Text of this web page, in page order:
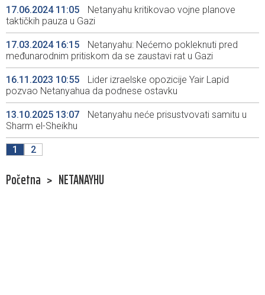
17.06.2024 11:05
Netanyahu kritikovao vojne planove
taktičkih pauza u Gazi
17.03.2024 16:15
Netanyahu: Nećemo pokleknuti pred
međunarodnim pritiskom da se zaustavi rat u Gazi
16.11.2023 10:55
Lider izraelske opozicije Yair Lapid
pozvao Netanyahua da podnese ostavku
13.10.2025 13:07
Netanyahu neće prisustvovati samitu u
Sharm el-Sheikhu
1 2
Početna > NETANAYHU